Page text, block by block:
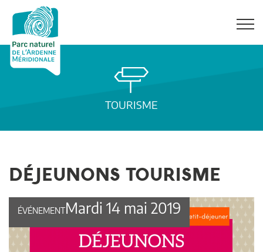
TOURISME
DÉJEUNONS TOURISME
ÉVÉNEMENTMardi 14 mai 2019